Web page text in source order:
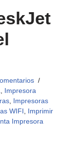
Impresora
Impresoras
WIFI
Imprimir
Impresora